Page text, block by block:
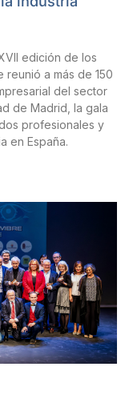
edición de los
reunió a más de 150
del sector
de Madrid, la gala
profesionales y
en España.